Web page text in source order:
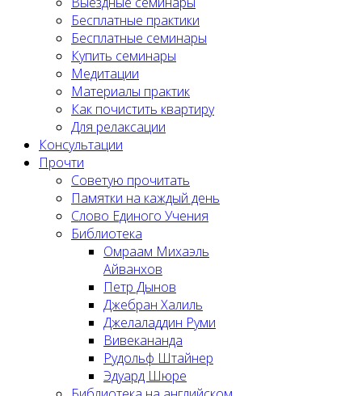
Бесплатные практики
Бесплатные семинары
Купить семинары
Медитации
Материалы практик
Как почистить квартиру
Для релаксации
Консультации
Прочти
Советую прочитать
Памятки на каждый день
Слово Единого Учения
Библиотека
Омраам Михаэль
Айванхов
Петр Дынов
Джебран Халиль
Джелаладдин Руми
Вивекананда
Рудольф Штайнер
Эдуард Шюре